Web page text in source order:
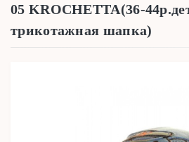
05 KROCHETTA(36-
трикотажная шапка)